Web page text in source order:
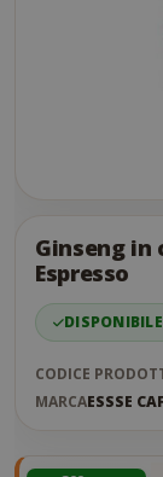
the
end
the
images
gallery
Ginseng in
Espresso
DISPONIBILE
CODICE
MARCAESSSE